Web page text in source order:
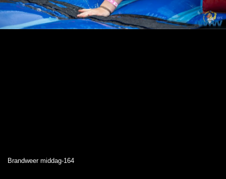
Brandweer middag-164